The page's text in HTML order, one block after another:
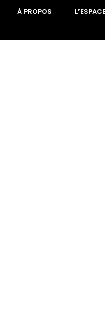
À PROPOS